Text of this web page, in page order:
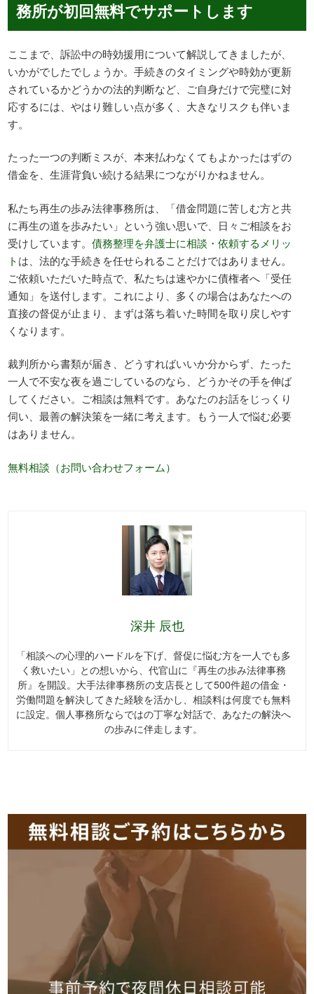
務所が初回無料でサポートします
ここまで、訴訟中の時効援用について解説してきましたが、
いかがでしたでしょうか。手続きのタイミングや時効が更新
されているかどうかの法的判断など、ご自身だけで完璧に対
応するには、やはり難しい点が多く、大きなリスクも伴いま
す。
たった一つの判断ミスが、本来払わなくてもよかったはずの
借金を、生涯背負い続ける結果につながりかねません。
私たち再生の歩み法律事務所は、「借金問題に苦しむ方と共
に再生の道を歩みたい」という強い思いで、日々ご相談をお
受けしています。債務整理を弁護士に相談・依頼するメリッ
トは、法的な手続きを任せられることだけではありません。
ご依頼いただいた時点で、私たちは速やかに債権者へ「受任
通知」を送付します。これにより、多くの場合はあなたへの
直接の督促が止まり、まずは落ち着いた時間を取り戻しやす
くなります。
裁判所から書類が届き、どうすればいいか分からず、たった
一人で不安な夜を過ごしているのなら、どうかその手を伸ば
してください。ご相談は無料です。あなたのお話をじっくり
伺い、最善の解決策を一緒に考えます。もう一人で悩む必要
はありません。
無料相談（お問い合わせフォーム）
深井 辰也
「相談への心理的ハードルを下げ、督促に悩む方を一人でも多
く救いたい」との想いから、代官山に『再生の歩み法律事務
所』を開設。大手法律事務所の支店長として500件超の借金・
労働問題を解決してきた経験を活かし、相談料は何度でも無料
に設定。個人事務所ならではの丁寧な対話で、あなたの解決へ
の歩みに伴走します。